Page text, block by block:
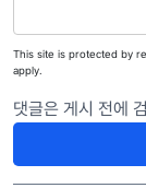
This site is protected by
apply.
댓글은 게시 전에